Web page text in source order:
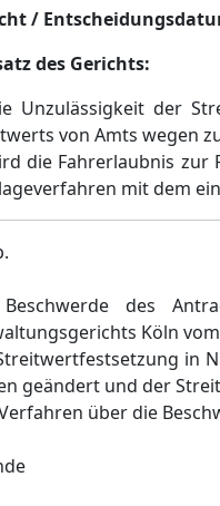
/
des Gerichts:
Unzulässigkeit der
von Amts wegen
die Fahrerlaubnis
mit dem
des
Köln
in
geändert und der
über die